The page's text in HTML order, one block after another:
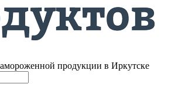
продукции в Иркутске